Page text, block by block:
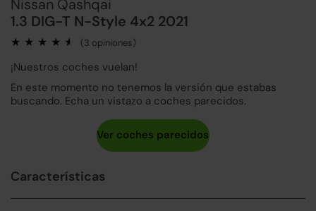
Nissan Qashqai
1.3 DIG-T N-Style 4x2 2021
(3 opiniones)
¡Nuestros coches vuelan!
En este momento no tenemos la versión que estabas
buscando. Echa un vistazo a coches parecidos.
Características